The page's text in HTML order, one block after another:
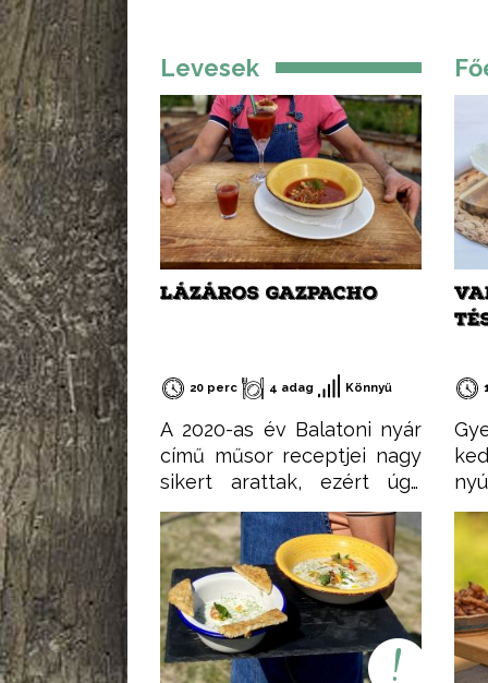
Levesek
LÁZÁROS GAZPACHO
20 perc 4 adag Könnyű
A 2020-as év Balatoni nyár
című műsor receptjei nagy
sikert arattak, ezért úgy
gondoltam, összegyűjtöm
őket egy csokorba, hogy
könnyen elérhetőek
legyenek. Ezeket a
recepteket nem csak
nyáron, hanem az év
minden időszakában